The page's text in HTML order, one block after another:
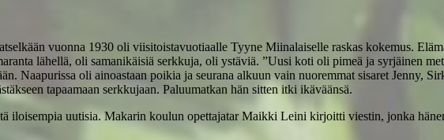
vuonna 1930 oli viisitoistavuotiaalle Tyyne Miinalaiselle raskas kokemus.
lähellä, oli samanikäisiä serkkuja, oli ystäviä. ”Uusi koti oli pimeä ja syrjäinen
Naapurissa oli ainoastaan poikia ja seurana alkuun vain nuoremmat sisaret Jenny,
tapaamaan serkkujaan. Paluumatkan hän sitten itki ikäväänsä.
iloisempia uutisia. Makarin koulun opettajatar Maikki Leini kirjoitti viestin, jonka